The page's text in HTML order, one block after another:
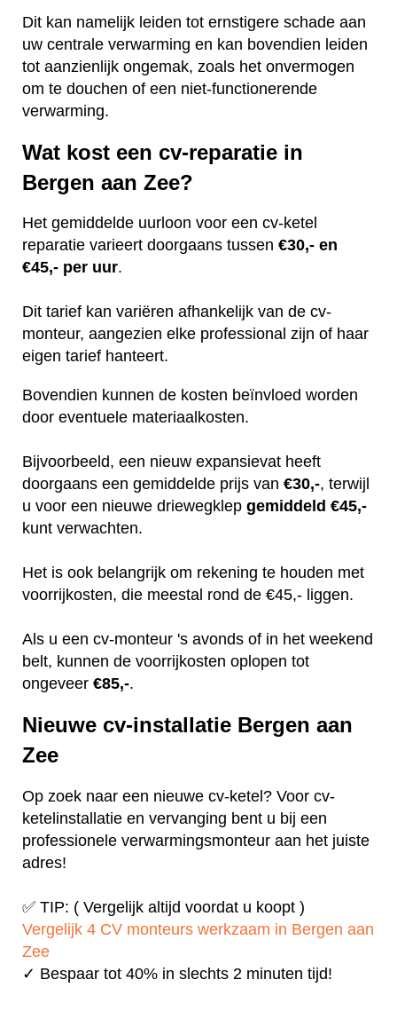
Dit kan namelijk leiden tot ernstigere schade aan
uw centrale verwarming en kan bovendien leiden
tot aanzienlijk ongemak, zoals het onvermogen
om te douchen of een niet-functionerende
verwarming.
Wat kost een cv-reparatie in
Bergen aan Zee?
Het gemiddelde uurloon voor een cv-ketel
reparatie varieert doorgaans tussen €30,- en
€45,- per uur.
Dit tarief kan variëren afhankelijk van de cv-
monteur, aangezien elke professional zijn of haar
eigen tarief hanteert.
Bovendien kunnen de kosten beïnvloed worden
door eventuele materiaalkosten.
Bijvoorbeeld, een nieuw expansievat heeft
doorgaans een gemiddelde prijs van €30,-, terwijl
u voor een nieuwe driewegklep gemiddeld €45,-
kunt verwachten.
Het is ook belangrijk om rekening te houden met
voorrijkosten, die meestal rond de €45,- liggen.
Als u een cv-monteur 's avonds of in het weekend
belt, kunnen de voorrijkosten oplopen tot
ongeveer €85,-.
Nieuwe cv-installatie Bergen aan
Zee
Op zoek naar een nieuwe cv-ketel? Voor cv-
ketelinstallatie en vervanging bent u bij een
professionele verwarmingsmonteur aan het juiste
adres!
✅ TIP: ( Vergelijk altijd voordat u koopt )
Vergelijk 4 CV monteurs werkzaam in Bergen aan
Zee
✓ Bespaar tot 40% in slechts 2 minuten tijd!